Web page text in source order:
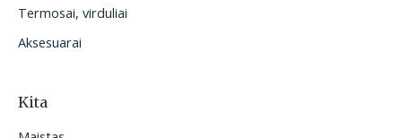
Termosai, virduliai
Aksesuarai
Kita